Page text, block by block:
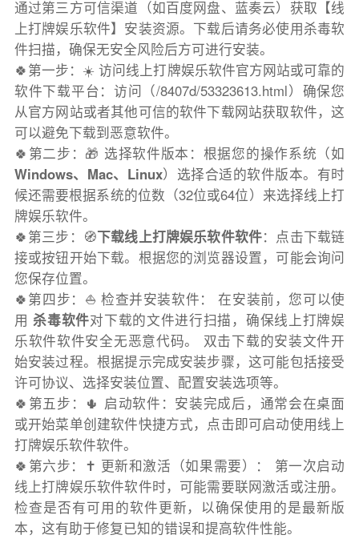
通过第三方可信渠道（如百度网盘、蓝奏云）获取【线
上打牌娱乐软件】安装资源。下载后请务必使用杀毒软
件扫描，确保无安全风险后方可进行安装。
🍀第一步：☀️ 访问线上打牌娱乐软件官方网站或可靠的
软件下载平台：访问（/8407d/53323613.html）确保您
从官方网站或者其他可信的软件下载网站获取软件，这
可以避免下载到恶意软件。
🍀第二步：🎁 选择软件版本：根据您的操作系统（如
Windows、Mac、Linux）选择合适的软件版本。有时
候还需要根据系统的位数（32位或64位）来选择线上打
牌娱乐软件。
🍀第三步：🧭下载线上打牌娱乐软件软件：点击下载链
接或按钮开始下载。根据您的浏览器设置，可能会询问
您保存位置。
🍀第四步：⛵️ 检查并安装软件： 在安装前，您可以使
用杀毒软件对下载的文件进行扫描，确保线上打牌娱
乐软件软件安全无恶意代码。 双击下载的安装文件开
始安装过程。根据提示完成安装步骤，这可能包括接受
许可协议、选择安装位置、配置安装选项等。
🍀第五步：🌵 启动软件：安装完成后，通常会在桌面
或开始菜单创建软件快捷方式，点击即可启动使用线上
打牌娱乐软件软件。
🍀第六步：✝️ 更新和激活（如果需要）： 第一次启动
线上打牌娱乐软件软件时，可能需要联网激活或注册。
检查是否有可用的软件更新，以确保使用的是最新版
本，这有助于修复已知的错误和提高软件性能。